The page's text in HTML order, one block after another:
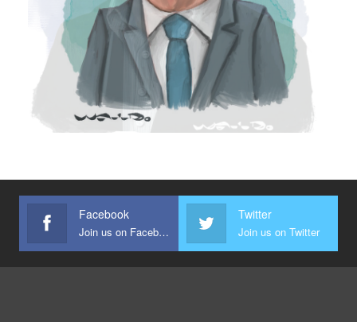
Facebook
Join us on Facebook
Twitter
Join us on Twitter